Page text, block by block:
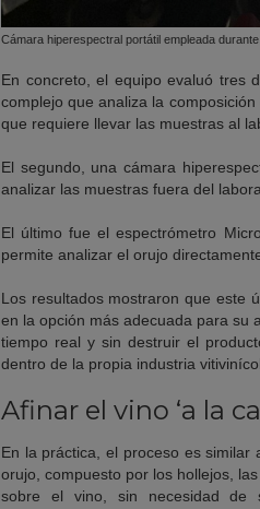
Cámara hiperespectral portátil empleada durante
En concreto, el equipo evaluó tres
complejo que analiza la
que requiere llevar las muestras al
El segundo, una cámara
analizar las muestras fuera del
El último fue el espectrómetro
permite analizar el orujo
Los resultados mostraron que este
en la opción más adecuada para su
tiempo real y sin destruir el
dentro de la propia industria
Afinar el vino ‘a la
En la práctica, el proceso es
orujo, compuesto por los hollejos,
sobre el vino, sin necesidad de